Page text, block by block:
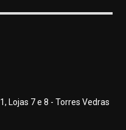
Lojas 7 e 8 - Torres Vedras